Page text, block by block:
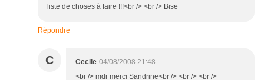
liste de choses à faire !!!<br /> <br /> Bise
Répondre
C Cecile 04/08/2008 21:48
<br /> mdr merci Sandrine<br /> <br /> <br />